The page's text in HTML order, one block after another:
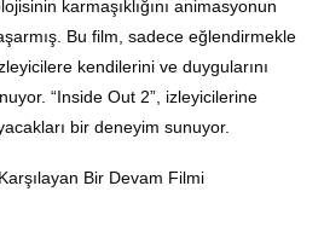
karmaşıklığını animasyonun
Bu film, sadece eğlendirmekle
kendilerini ve duygularını
“Inside Out 2”, izleyicilerine
bir deneyim sunuyor.
Bir Devam Filmi